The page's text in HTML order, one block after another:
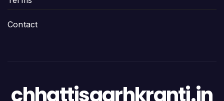
Contact
chhattisgarhkranti.in